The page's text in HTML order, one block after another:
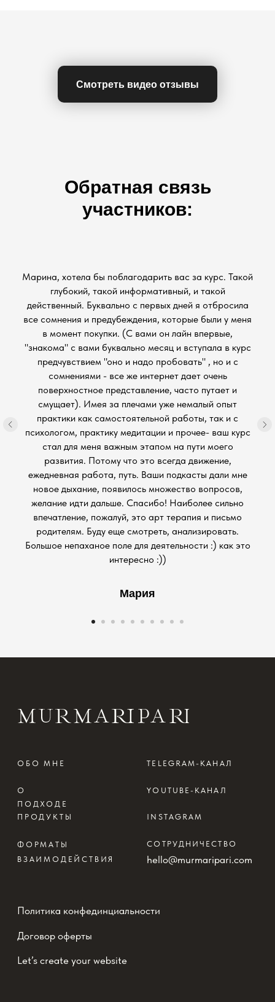
Смотреть видео отзывы
Обратная связь
участников:
Марина, хотела бы поблагодарить вас за курс. Такой
глубокий, такой информативный, и такой
действенный. Буквально с первых дней я отбросила
все сомнения и предубеждения, которые были у меня
в момент покупки. (С вами он лайн впервые,
"знакома" с вами буквально месяц и вступала в курс
предчувствием "оно и надо пробовать" , но и с
сомнениями - все же интернет дает очень
поверхностное представление, часто путает и
смущает). Имея за плечами уже немалый опыт
практики как самостоятельной работы, так и с
психологом, практику медитации и прочее- ваш курс
стал для меня важным этапом на пути моего
развития. Потому что это всегда движение,
ежедневная работа, путь. Ваши подкасты дали мне
новое дыхание, появилось множество вопросов,
желание идти дальше. Спасибо! Наиболее сильно
впечатление, пожалуй, это арт терапия и письмо
родителям. Буду еще смотреть, анализировать.
Большое непаханое поле для деятельности :) как это
интересно :))
Мария